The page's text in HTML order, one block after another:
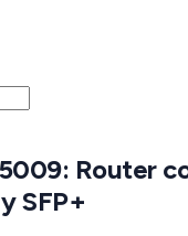
Router
SFP+